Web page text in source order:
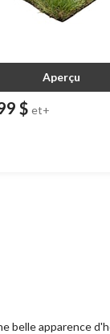
Aperçu
$ et+
belle apparence